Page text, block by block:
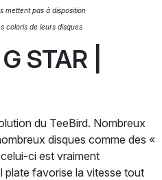
mettent pas à disposition
coloris de leurs disques
STAR |
du TeeBird. Nombreux
disques comme des «
ci est vraiment
plate favorise la vitesse tout